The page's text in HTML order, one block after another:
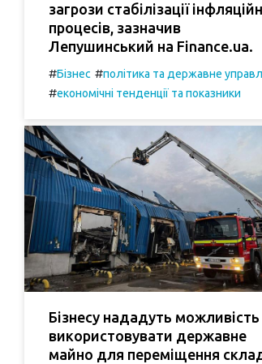
загрози стабілізації
процесів, зазначив
Лепушинський на Finance.ua.
#Бізнес #політика та державне
#економічні тенденції та показники
Бізнесу нададуть можливість
використовувати державне
майно для переміщення